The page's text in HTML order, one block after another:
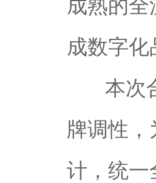
成熟的
成数字化
本次
牌调性
计，统一